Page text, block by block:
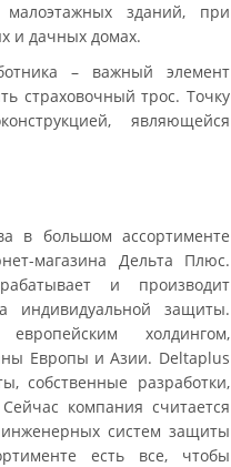
зданий, при
и дачных домах.
– важный элемент
страховочный трос. Точку
являющейся
в большом ассортименте
магазина Дельта Плюс.
и производит
индивидуальной защиты.
холдингом,
Европы и Азии. Deltaplus
собственные разработки,
компания считается
систем защиты
есть все, чтобы